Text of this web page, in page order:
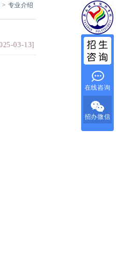
> 专业介绍
03-13]
在线咨询
招办微信